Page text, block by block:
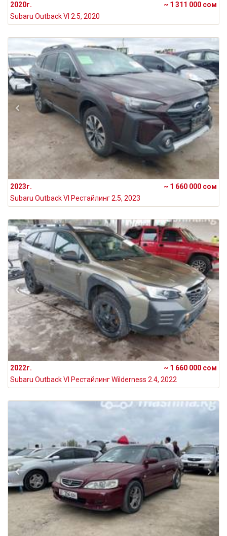
2020г.
~ 1 311 000 сом
Subaru Outback VI 2.5, 2020
2023г.
~ 1 660 000 сом
Subaru Outback VI Рестайлинг 2.5, 2023
2022г.
~ 1 660 000 сом
Subaru Outback VI Рестайлинг Wilderness 2.4, 2022